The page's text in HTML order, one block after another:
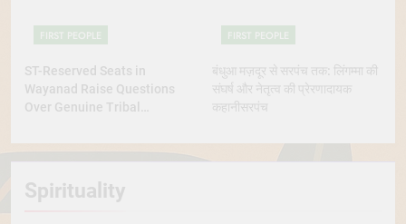
FIRST PEOPLE
ST-Reserved Seats in
Wayanad Raise Questions
Over Genuine Tribal
FIRST PEOPLE
बंधुआ मज़दूर से सरपंच तक: लिंगम्मा की
संघर्ष और नेतृत्व की प्रेरणादायक
कहानीसरपंच
Spirituality